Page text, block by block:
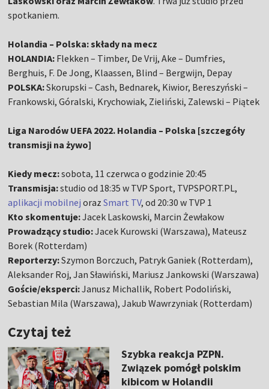
spotkaniem.
Holandia – Polska: składy na mecz
HOLANDIA: Flekken – Timber, De Vrij, Ake – Dumfries,
Berghuis, F. De Jong, Klaassen, Blind – Bergwijn, Depay
POLSKA:Skorupski – Cash, Bednarek, Kiwior, Bereszyński –
Frankowski, Góralski, Krychowiak, Zieliński, Zalewski – Piątek
Liga Narodów UEFA 2022. Holandia – Polska [szczegóły
transmisji na żywo]
Kiedy mecz:sobota, 11 czerwca o godzinie 20:45
Transmisja:studio od 18:35 w TVP Sport, TVPSPORT.PL,
aplikacji mobilnej orazSmart TV, od 20:30 w TVP 1
Kto skomentuje:Jacek Laskowski, Marcin Żewłakow
Prowadzący studio:Jacek Kurowski (Warszawa), Mateusz
Borek (Rotterdam)
Reporterzy:Szymon Borczuch, Patryk Ganiek (Rotterdam),
Aleksander Roj, Jan Sławiński, Mariusz Jankowski (Warszawa)
Goście/eksperci:Janusz Michallik, Robert Podoliński,
Sebastian Mila (Warszawa), Jakub Wawrzyniak (Rotterdam)
Czytaj też
Szybka reakcja PZPN.
Związek pomógł polskim
kibicom w Holandii